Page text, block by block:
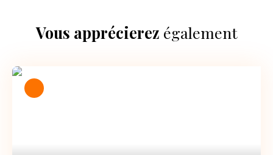
Vous apprécierez également